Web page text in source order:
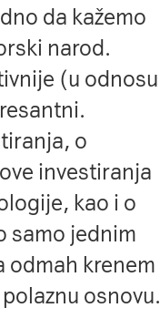
da kažemo
narod.
(u odnosu
o
investiranja
kao i o
samo jednim
odmah krenem
osnovu.